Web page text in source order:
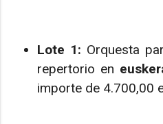
Lote 1: Orquesta
repertorio en
importe de 4.700,00